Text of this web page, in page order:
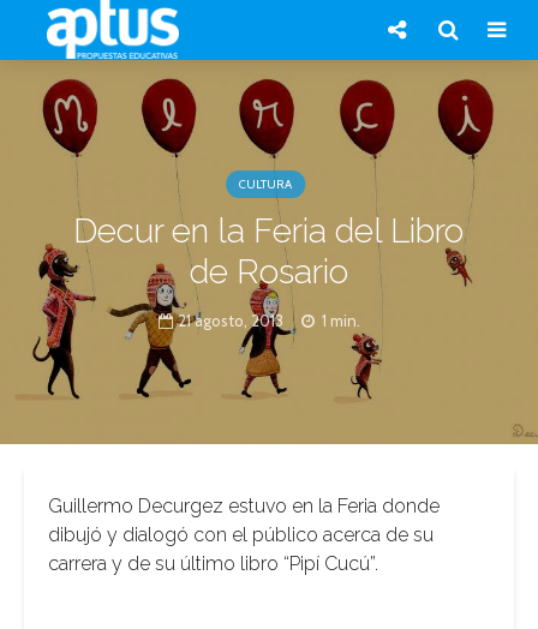
CULTURA
Decur en la Feria del Libro
de Rosario
21 agosto, 2013 1 min.
Guillermo Decurgez estuvo en la Feria donde
dibujó y dialogó con el público acerca de su
carrera y de su último libro “Pipí Cucú”.